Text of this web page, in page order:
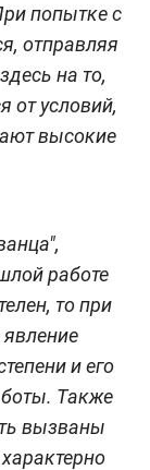
попытке с
отправляя
на то,
от условий,
высокие
работе
то при
и его
Также
вызваны